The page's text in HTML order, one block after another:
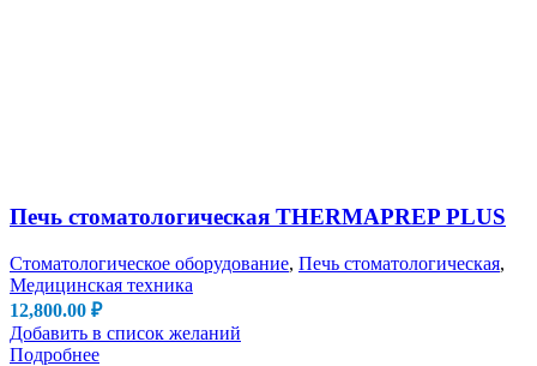
Печь стоматологическая THERMAPREP PLUS
Стоматологическое оборудование, Печь стоматологическая,
Медицинская техника
12,800.00 ₽
Добавить в список желаний
Подробнее